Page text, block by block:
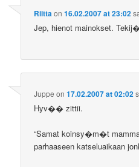
Riittaon16.02.2007 at 23:02
Jep, hienot mainokset.
Juppe on17.02.2007 at 02:02
Hyv�� zittii.
“Samat koinsy�m�t
parhaaseen katseluaikaan